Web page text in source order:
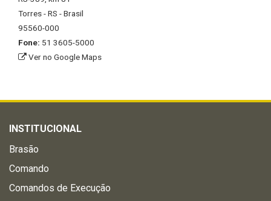
Torres - RS - Brasil
95560-000
Fone: 51 3605-5000
Ver no Google Maps
INSTITUCIONAL
Brasão
Comando
Comandos de Execução